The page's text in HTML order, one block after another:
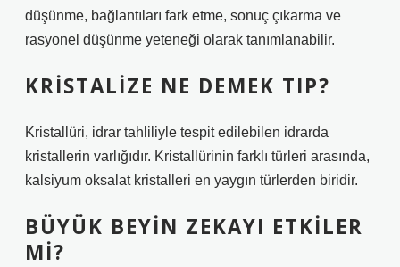
düşünme, bağlantıları fark etme, sonuç çıkarma ve
rasyonel düşünme yeteneği olarak tanımlanabilir.
KRISTALIZE NE DEMEK TIP?
Kristallüri, idrar tahliliyle tespit edilebilen idrarda
kristallerin varlığıdır. Kristallürinin farklı türleri arasında,
kalsiyum oksalat kristalleri en yaygın türlerden biridir.
BÜYÜK BEYIN ZEKAYI ETKILER
MI?